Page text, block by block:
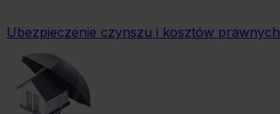
Ubezpieczenie czynszu i kosztów prawnych